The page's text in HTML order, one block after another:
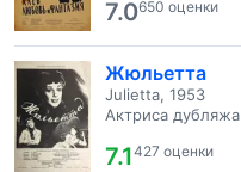
7.0650 оценки
Жюльетта
Julietta, 1953
Актриса дубляжа
7.1427 оценки